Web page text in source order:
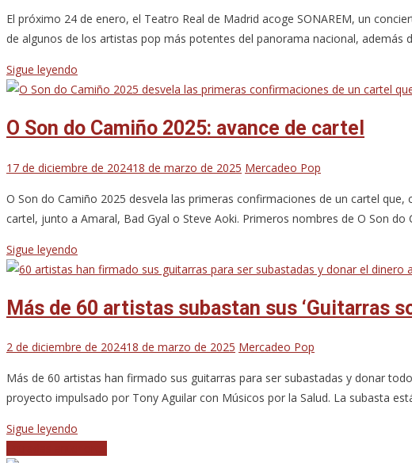
El próximo 24 de enero, el Teatro Real de Madrid acoge SONAREM, un
de algunos de los artistas pop más potentes del panorama nacional, además
Sigue leyendo
O Son do Camiño 2025: avance de cartel
17 de diciembre de 202418 de marzo de 2025 Mercadeo Pop
O Son do Camiño 2025 desvela las primeras confirmaciones de un cartel
cartel, junto a Amaral, Bad Gyal o Steve Aoki. Primeros nombres de O Son
Sigue leyendo
Más de 60 artistas subastan sus ‘Guitarras
2 de diciembre de 202418 de marzo de 2025 Mercadeo Pop
Más de 60 artistas han firmado sus guitarras para ser subastadas y donar
proyecto impulsado por Tony Aguilar con Músicos por la Salud. La subasta
Sigue leyendo
Navegación